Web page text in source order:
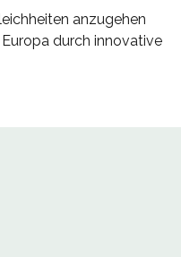
anzugehen
Europa durch innovative